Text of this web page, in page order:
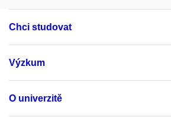
Chci studovat
Výzkum
O univerzitě